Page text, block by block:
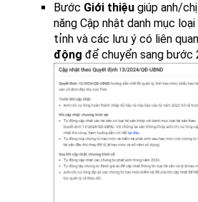
Bước Giới thiệu giúp anh/
năng Cập nhật danh mục
tỉnh và các lưu ý có liên
động để chuyển sang bước